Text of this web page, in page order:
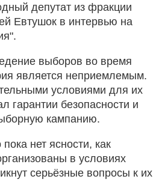
депутат из фракции
Евтушок в интервью на
выборов во время
является неприемлемым.
условиями для их
гарантии безопасности и
кампанию.
нет ясности, как
в условиях
серьёзные вопросы к их